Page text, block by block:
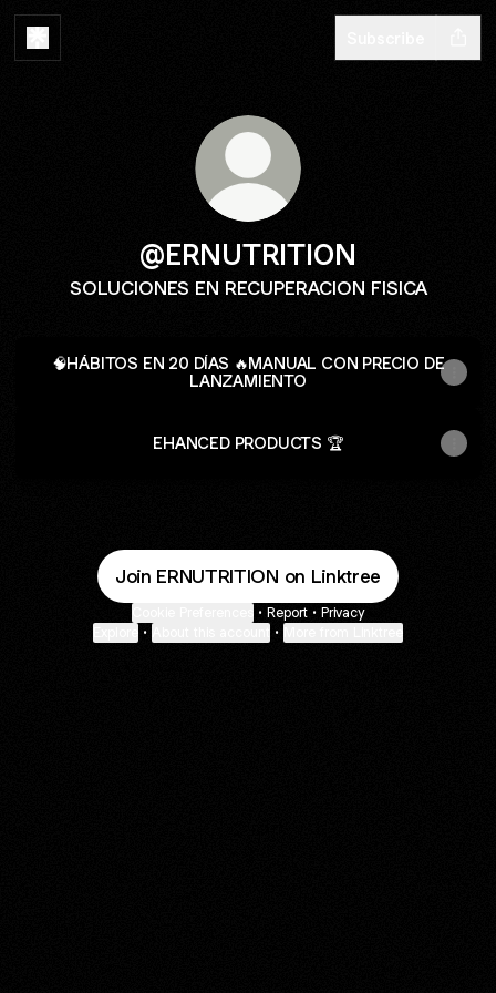
@ERNUTRITION
SOLUCIONES EN RECUPERACION FISICA
🧠HÁBITOS EN 20 DÍAS 🔥MANUAL CON PRECIO DE
LANZAMIENTO
EHANCED PRODUCTS 🏆
Join ERNUTRITION on Linktree
• Report • Privacy
• •